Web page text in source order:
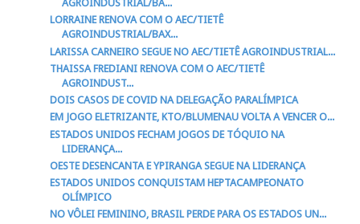
AGROINDUSTRIAL/BA...
LORRAINE RENOVA COM O AEC/TIETÊ
AGROINDUSTRIAL/BAX...
LARISSA CARNEIRO SEGUE NO AEC/TIETÊ AGROINDUSTRIAL...
THAISSA FREDIANI RENOVA COM O AEC/TIETÊ
AGROINDUST...
DOIS CASOS DE COVID NA DELEGAÇÃO PARALÍMPICA
EM JOGO ELETRIZANTE, KTO/BLUMENAU VOLTA A VENCER O...
ESTADOS UNIDOS FECHAM JOGOS DE TÓQUIO NA
LIDERANÇA...
OESTE DESENCANTA E YPIRANGA SEGUE NA LIDERANÇA
ESTADOS UNIDOS CONQUISTAM HEPTACAMPEONATO
OLÍMPICO
NO VÔLEI FEMININO, BRASIL PERDE PARA OS ESTADOS UN...